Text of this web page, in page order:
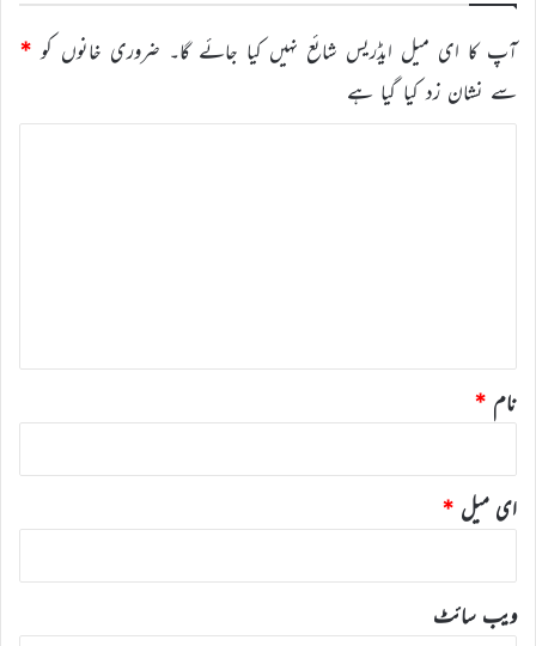
آپ کا ای میل ایڈریس شائع نہیں کیا جائے گا۔ ضروری خانوں کو *
سے نشان زد کیا گیا ہے
نام *
ای میل *
ویب‌ سائٹ